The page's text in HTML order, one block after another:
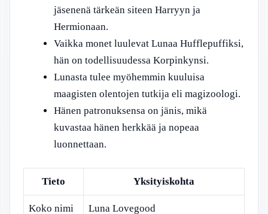
jäsenenä tärkeän siteen Harryyn ja
Hermionaan.
Vaikka monet luulevat Lunaa Hufflepuffiksi,
hän on todellisuudessa Korpinkynsi.
Lunasta tulee myöhemmin kuuluisa
maagisten olentojen tutkija eli magizoologi.
Hänen patronuksensa on jänis, mikä
kuvastaa hänen herkkää ja nopeaa
luonnettaan.
Tieto Yksityiskohta
Koko nimi Luna Lovegood